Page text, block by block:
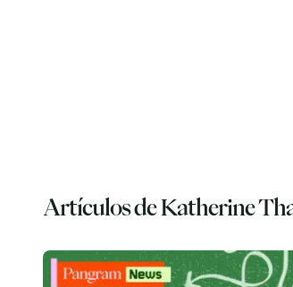
Artículos de Katherine